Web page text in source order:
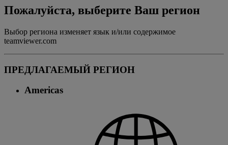
Пожалуйста, выберите Ваш регион
Выбор региона изменяет язык и/или содержимое
teamviewer.com
ПРЕДЛАГАЕМЫЙ РЕГИОН
Americas